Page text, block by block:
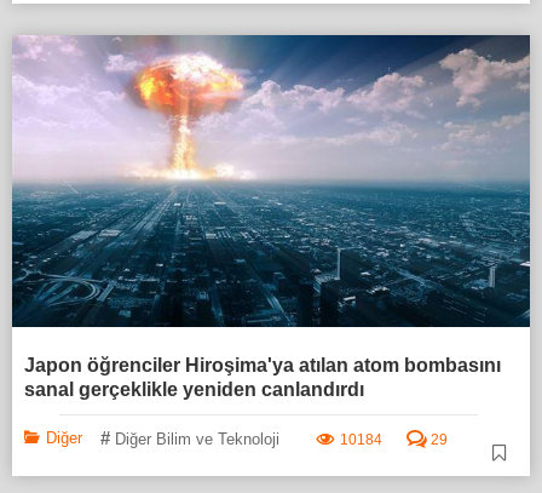
Japon öğrenciler Hiroşima'ya atılan atom bombasını
sanal gerçeklikle yeniden canlandırdı
Diğer # Diğer Bilim ve Teknoloji 10184 29